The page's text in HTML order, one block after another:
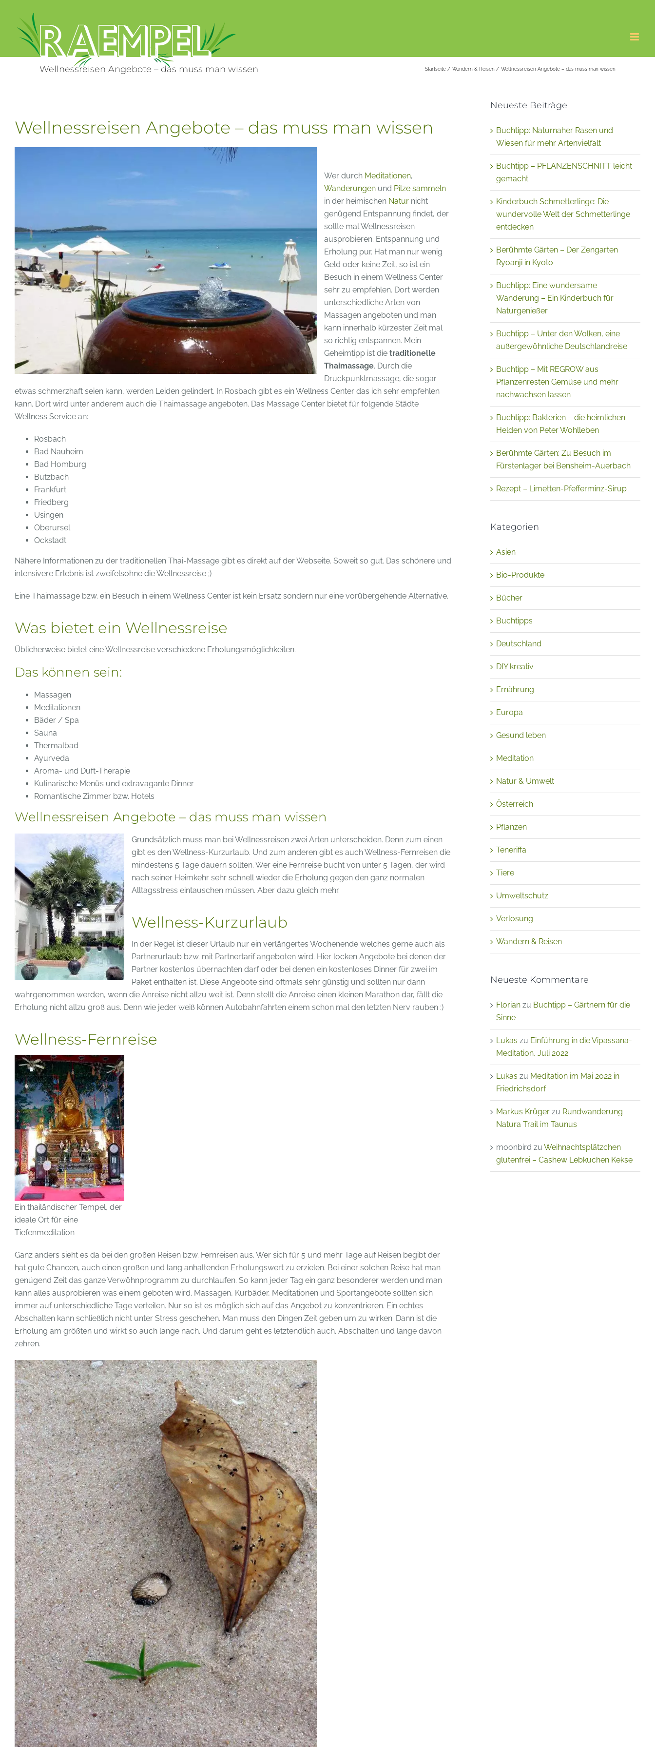
springen
Wellnessreisen Angebote – das muss man wissen Startseite Wandern & Reisen Wellnessreisen Angebote – das muss man wissen
Wellnessreisen Angebote – das muss man wissen
Wer durch Meditationen,
Wanderungen und Pilze sammeln
in der heimischen Natur nicht
genügend Entspannung findet, der
sollte mal Wellnessreisen
ausprobieren. Entspannung und
Erholung pur. Hat man nur wenig
Geld oder keine Zeit, so ist ein
Besuch in einem Wellness Center
sehr zu empfehlen. Dort werden
unterschiedliche Arten von
Massagen angeboten und man
kann innerhalb kürzester Zeit mal
so richtig entspannen. Mein
Geheimtipp ist die traditionelle
Thaimassage. Durch die
Druckpunktmassage, die sogar
etwas schmerzhaft seien kann, werden Leiden gelindert. In Rosbach gibt es ein Wellness Center das ich sehr empfehlen
kann. Dort wird unter anderem auch die Thaimassage angeboten. Das Massage Center bietet für folgende Städte
Wellness Service an:
Rosbach
Bad Nauheim
Bad Homburg
Butzbach
Frankfurt
Friedberg
Usingen
Oberursel
Ockstadt
Nähere Informationen zu der traditionellen Thai-Massage gibt es direkt auf der Webseite. Soweit so gut. Das schönere und
intensivere Erlebnis ist zweifelsohne die Wellnessreise ;)
Eine Thaimassage bzw. ein Besuch in einem Wellness Center ist kein Ersatz sondern nur eine vorübergehende Alternative.
Was bietet ein Wellnessreise
Üblicherweise bietet eine Wellnessreise verschiedene Erholungsmöglichkeiten.
Das können sein:
Massagen
Meditationen
Bäder / Spa
Sauna
Thermalbad
Ayurveda
Aroma- und Duft-Therapie
Kulinarische Menüs und extravagante Dinner
Romantische Zimmer bzw. Hotels
Wellnessreisen Angebote – das muss man wissen
Grundsätzlich muss man bei Wellnessreisen zwei Arten unterscheiden. Denn zum einen
gibt es den Wellness-Kurzurlaub. Und zum anderen gibt es auch Wellness-Fernreisen die
mindestens 5 Tage dauern sollten. Wer eine Fernreise bucht von unter 5 Tagen, der wird
nach seiner Heimkehr sehr schnell wieder die Erholung gegen den ganz normalen
Alltagsstress eintauschen müssen. Aber dazu gleich mehr.
Wellness-Kurzurlaub
In der Regel ist dieser Urlaub nur ein verlängertes Wochenende welches gerne auch als
Partnerurlaub bzw. mit Partnertarif angeboten wird. Hier locken Angebote bei denen der
Partner kostenlos übernachten darf oder bei denen ein kostenloses Dinner für zwei im
Paket enthalten ist. Diese Angebote sind oftmals sehr günstig und sollten nur dann
wahrgenommen werden, wenn die Anreise nicht allzu weit ist. Denn stellt die Anreise einen kleinen Marathon dar, fällt die
Erholung nicht allzu groß aus. Denn wie jeder weiß können Autobahnfahrten einem schon mal den letzten Nerv rauben :)
Wellness-Fernreise
Ein thailändischer Tempel, der
ideale Ort für eine
Tiefenmeditation
Ganz anders sieht es da bei den großen Reisen bzw. Fernreisen aus. Wer sich für 5 und mehr Tage auf Reisen begibt der
hat gute Chancen, auch einen großen und lang anhaltenden Erholungswert zu erzielen. Bei einer solchen Reise hat man
genügend Zeit das ganze Verwöhnprogramm zu durchlaufen. So kann jeder Tag ein ganz besonderer werden und man
kann alles ausprobieren was einem geboten wird. Massagen, Kurbäder, Meditationen und Sportangebote sollten sich
immer auf unterschiedliche Tage verteilen. Nur so ist es möglich sich auf das Angebot zu konzentrieren. Ein echtes
Abschalten kann schließlich nicht unter Stress geschehen. Man muss den Dingen Zeit geben um zu wirken. Dann ist die
Erholung am größten und wirkt so auch lange nach. Und darum geht es letztendlich auch. Abschalten und lange davon
zehren.
Neueste Beiträge
Buchtipp: Naturnaher Rasen und
Wiesen für mehr Artenvielfalt
Buchtipp – PFLANZENSCHNITT leicht
gemacht
Kinderbuch Schmetterlinge: Die
wundervolle Welt der Schmetterlinge
entdecken
Berühmte Gärten – Der Zengarten
Ryoanji in Kyoto
Buchtipp: Eine wundersame
Wanderung – Ein Kinderbuch für
Naturgenießer
Buchtipp – Unter den Wolken, eine
außergewöhnliche Deutschlandreise
Buchtipp – Mit REGROW aus
Pflanzenresten Gemüse und mehr
nachwachsen lassen
Buchtipp: Bakterien – die heimlichen
Helden von Peter Wohlleben
Berühmte Gärten: Zu Besuch im
Fürstenlager bei Bensheim-Auerbach
Rezept – Limetten-Pfefferminz-Sirup
Kategorien
Asien
Bio-Produkte
Bücher
Buchtipps
Deutschland
DIY kreativ
Ernährung
Europa
Gesund leben
Meditation
Natur & Umwelt
Österreich
Pflanzen
Teneriffa
Tiere
Umweltschutz
Verlosung
Wandern & Reisen
Neueste Kommentare
Florianzu Buchtipp – Gärtnern für die
Sinne
Lukas zu Einführung in die Vipassana-
Meditation, Juli 2022
Lukas zu Meditation im Mai 2022 in
Friedrichsdorf
Markus Krügerzu Rundwanderung
Natura Trail im Taunus
moonbird zu Weihnachtsplätzchen
glutenfrei – Cashew Lebkuchen Kekse